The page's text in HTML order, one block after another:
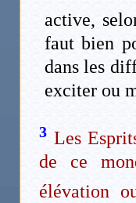
active,
faut bien
dans les
exciter ou
3 Les
de ce
élévation